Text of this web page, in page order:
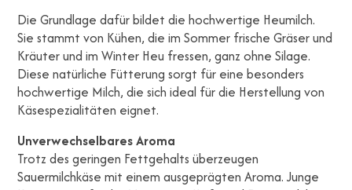
Die Grundlage dafür bildet die hochwertige Heumilch.
Sie stammt von Kühen, die im Sommer frische Gräser und
Kräuter und im Winter Heu fressen, ganz ohne Silage.
Diese natürliche Fütterung sorgt für eine besonders
hochwertige Milch, die sich ideal für die Herstellung von
Käsespezialitäten eignet.
Unverwechselbares Aroma
Trotz des geringen Fettgehalts überzeugen
Sauermilchkäse mit einem ausgeprägten Aroma. Junge